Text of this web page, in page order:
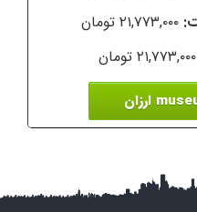
۲۱,۷۷۳,۰۰۰ تومان
۲۱,۷۷۳,۰۰۰ تومان